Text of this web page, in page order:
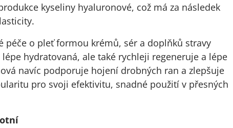
kyseliny hyaluronové, což má za následek
o pleť formou krémů, sér a doplňků stravy
hydratovaná, ale také rychleji regeneruje a lépe
navíc podporuje hojení drobných ran a zlepšuje
pro svoji efektivitu, snadné použití v přesných